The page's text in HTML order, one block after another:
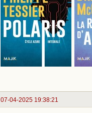
07-04-2025 19:38:21